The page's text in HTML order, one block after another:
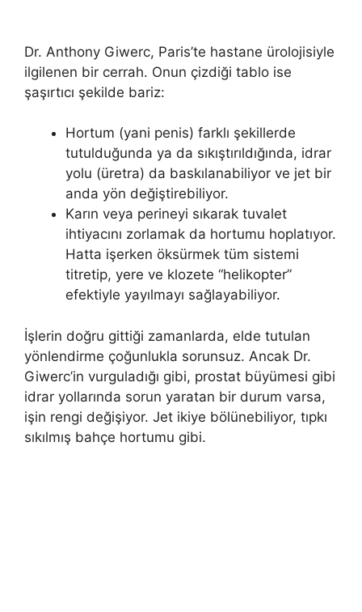
Dr. Anthony Giwerc, Paris’te hastane ürolojisiyle
ilgilenen bir cerrah. Onun çizdiği tablo ise
şaşırtıcı şekilde bariz:
Hortum (yani penis) farklı şekillerde
tutulduğunda ya da sıkıştırıldığında, idrar
yolu (üretra) da baskılanabiliyor ve jet bir
anda yön değiştirebiliyor.
Karın veya perineyi sıkarak tuvalet
ihtiyacını zorlamak da hortumu hoplatıyor.
Hatta işerken öksürmek tüm sistemi
titretip, yere ve klozete “helikopter”
efektiyle yayılmayı sağlayabiliyor.
İşlerin doğru gittiği zamanlarda, elde tutulan
yönlendirme çoğunlukla sorunsuz. Ancak Dr.
Giwerc’in vurguladığı gibi, prostat büyümesi gibi
idrar yollarında sorun yaratan bir durum varsa,
işin rengi değişiyor. Jet ikiye bölünebiliyor, tıpkı
sıkılmış bahçe hortumu gibi.